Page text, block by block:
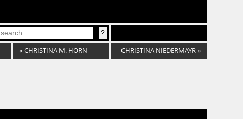
« CHRISTINA M. HORN CHRISTINA NIEDERMAYR »